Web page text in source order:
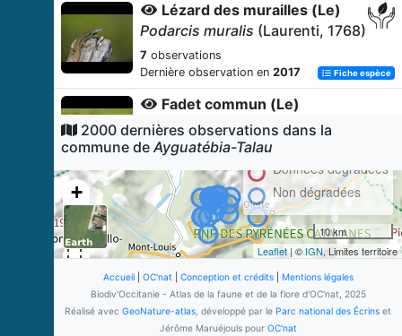
Lézard des murailles (Le)
Podarcis muralis (Laurenti, 1768)
7 observations
Dernière observation en 2017 Fiche espèce
Fadet commun (Le)
Coenonympha pamphilus (Linnaeus,
1758)
Dernière observation en
Fiche espèce
Myrtil (Le)
Maniola jurtina(Linnaeus, 1758)
5observations
Dernière observation en2020 Fiche espèce
Echiquier ibérique (L')
Melanargia lachesis(Hübner, 1790)
2000 dernières observations dans la
commune deAyguatébia-Talau
+
Données dégradées
Non dégradées
10 km
Leaflet | © IGN, Limites territoire
Accueil| OC'nat| Conception et crédits| Mentions légales
Biodiv'Occitanie - Atlas de la faune et de la flore d'OC'nat, 2025
Réalisé avec GeoNature-atlas , développé par le Parc national des Écrins et
Jérôme Maruéjouls pour OC'nat